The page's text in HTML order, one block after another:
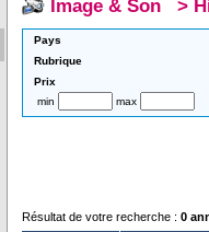
Image & Son >
Pays
Rubrique
Prix
min
max
Résultat de votre recherche : 0